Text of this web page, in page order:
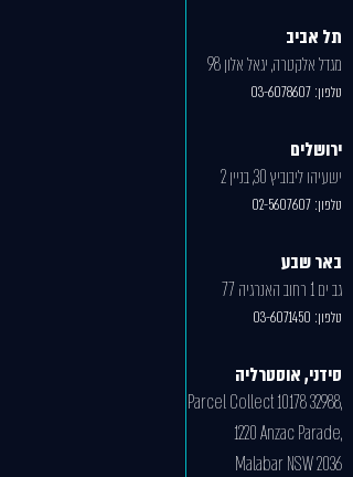
תל אביב
מגדל אלקטרה, יגאל אלון 98
טלפון: 03-6078607
ירושלים
ישעיהו ליבוביץ 30, בניין 2
טלפון: 02-5607607
באר שבע
גב ים 1 רחוב האנרגיה 77
טלפון: 03-6071450
סידני, אוסטרליה
Parcel Collect 10178 32988,
1220 Anzac Parade,
Malabar NSW 2036